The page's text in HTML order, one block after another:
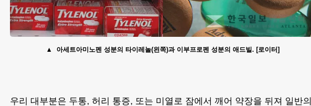
아세트아미노펜 성분의 타이레놀(왼쪽)과 이부프로펜 성분의 애드빌. [로이터]
우리 대부분은 두통, 허리 통증, 또는 미열로 잠에서 깨어 약장을 뒤져 일반의